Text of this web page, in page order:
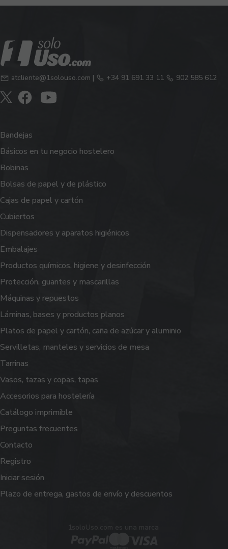
atcliente@1solouso.com | +34 91 691 33 11 902 585 612
Bandejas
Básicos en tu negocio hostelero
Bobinas
Bolsas de papel y de plástico
Cajas de papel y cartón
Cubiertos
Dispensadores y aparatos higiénicos
Embalajes
Productos químicos, higiene y desinfección
Protección, guantes y mascarillas
Máquinas y repuestos
Láminas, bases y productos planos
Platos de papel y cartón, caña de azúcar y aluminio
Servilletas, manteles y servicios de mesa
Tarrinas
Vasos, tazas y copas, tapas
Accesorios para hostelería
Catálogo imprimible
Preguntas frecuentes
Contacto
Registro
Iniciar sesión
Plazo de entrega, gastos de envío y descuentos
1soloUso.com es una marca